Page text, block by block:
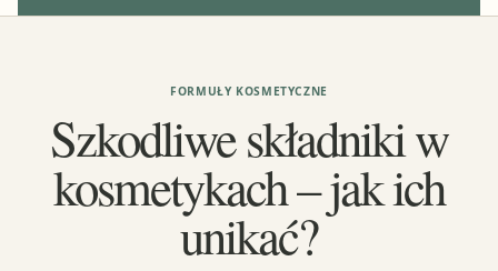
FORMUŁY KOSMETYCZNE
Szkodliwe składniki w
kosmetykach – jak ich
unikać?